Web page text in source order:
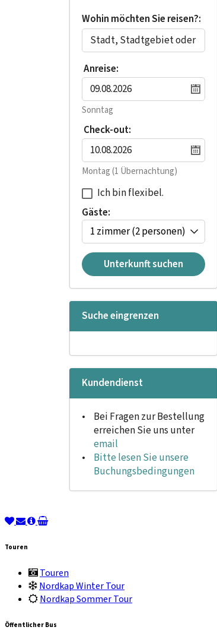
Wohin möchten Sie reisen?:
Anreise:
Sonntag
Check-out:
Montag(1 Übernachtung)
Ich bin flexibel.
Gäste:
1 zimmer(2 personen)
Unterkunft suchen
Suche eingrenzen
Kundendienst
Bei Fragen zur Bestellung
erreichen Sie uns unter
email
Bitte lesen Sie unsere
Buchungsbedingungen
Touren
Touren
Nordkap Winter Tour
Nordkap Sommer Tour
Öffentlicher Bus